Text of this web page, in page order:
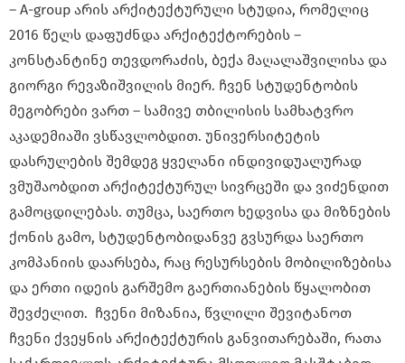
– A-group არის არქიტექტურული სტუდია, რომელიც
2016 წელს დაფუძნდა არქიტექტორების –
კონსტანტინე თევდორაძის, ბექა მაღალაშვილისა და
გიორგი რევაზიშვილის მიერ. ჩვენ სტუდენტობის
მეგობრები ვართ – სამივე თბილისის სამხატვრო
აკადემიაში ვსწავლობდით. უნივერსიტეტის
დასრულების შემდეგ ყველანი ინდივიდუალურად
ვმუშაობდით არქიტექტურულ სივრცეში და ვიძენდით
გამოცდილებას. თუმცა, საერთო ხედვისა და მიზნების
ქონის გამო, სტუდენტობიდანვე გვსურდა საერთო
კომპანიის დაარსება, რაც რესურსების მობილიზებისა
და ერთი იდეის გარშემო გაერთიანების წყალობით
შევძელით. ჩვენი მიზანია, წვლილი შევიტანოთ
ჩვენი ქვეყნის არქიტექტურის განვითარებაში, რათა